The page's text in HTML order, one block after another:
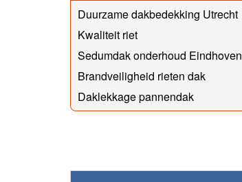
Duurzame dakbedekking Utrecht
Kwaliteit riet
Sedumdak onderhoud Eindhoven
Brandveiligheid rieten dak
Daklekkage pannendak